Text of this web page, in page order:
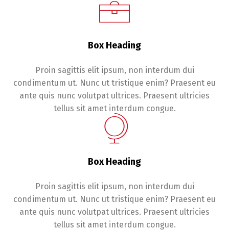
Box Heading
Proin sagittis elit ipsum, non interdum dui
condimentum ut. Nunc ut tristique enim? Praesent eu
ante quis nunc volutpat ultrices. Praesent ultricies
tellus sit amet interdum congue.
Box Heading
Proin sagittis elit ipsum, non interdum dui
condimentum ut. Nunc ut tristique enim? Praesent eu
ante quis nunc volutpat ultrices. Praesent ultricies
tellus sit amet interdum congue.